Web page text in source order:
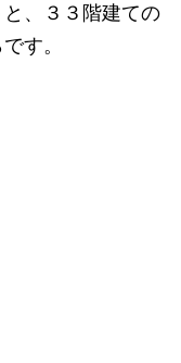
、３３階建ての
す。